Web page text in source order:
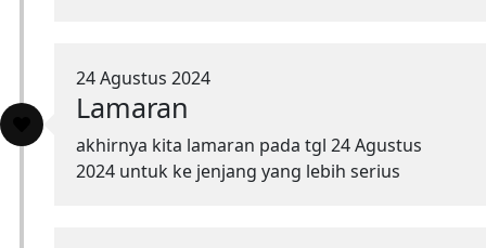
24 Agustus 2024
Lamaran
akhirnya kita lamaran pada tgl 24 Agustus
2024 untuk ke jenjang yang lebih serius